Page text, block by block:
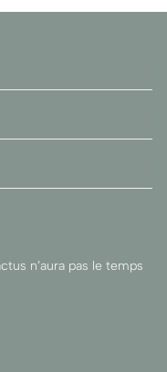
n’aura pas le temps